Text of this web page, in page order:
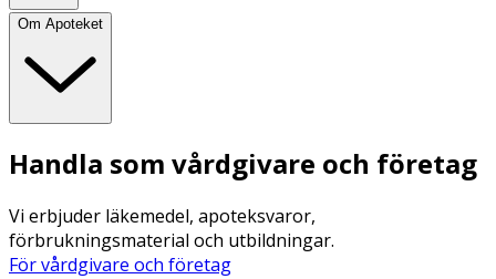
Om Apoteket
Handla som vårdgivare och företag
Vi erbjuder läkemedel, apoteksvaror,
förbrukningsmaterial och utbildningar.
För vårdgivare och företag